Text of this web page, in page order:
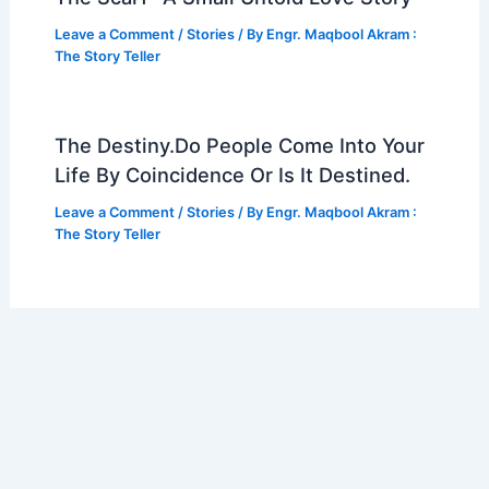
Leave a Comment / Stories/ By Engr. Maqbool Akram :
The Story Teller
The Destiny.Do People Come Into Your
Life By Coincidence Or Is It Destined.
Leave a Comment / Stories/ By Engr. Maqbool Akram :
The Story Teller